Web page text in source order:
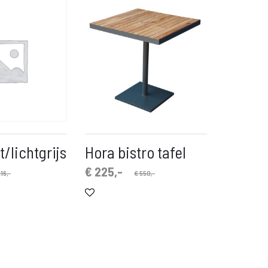
lichtgrijs Hora bistro tafel
€550,-
Oorspronkelijke
€ 225,-
Huidige
prijs